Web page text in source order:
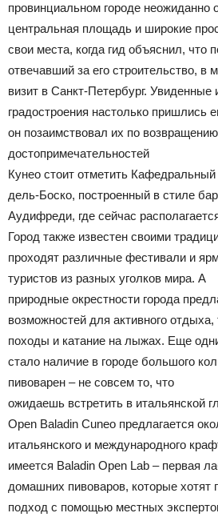
провинциальном городе неожиданно
центральная площадь и широкие
свои места, когда гид объяснил, что
отвечавший за его строительство, в
визит в Санкт-Петербург.
градостроения настолько пришлись
он позаимствовал их по
достопримечательностей
Кунео стоит отметить
дель-Боско, построенный в стиле
Аудифреди, где сейчас
Город также известен своими
проходят различные фестивали и
туристов из разных уголков мира. А
природные окрестности города
возможностей для активного отдыха,
походы и катание на лыжах. Еще
стало наличие в городе большого
пивоварен – не совсем то, что
ожидаешь встретить в итальянской
Open Baladin Cuneo предлагается
итальянского и международного
имеется Baladin Open Lab – первая
домашних пивоваров, которые хотят
подход с помощью местных